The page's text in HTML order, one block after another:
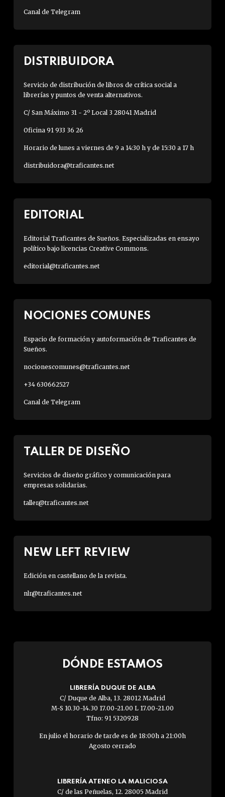
Canal de Telegram
DISTRIBUIDORA
Servicio de distribución de libros de crítica social a
librerías y puntos de venta alternativos.
C/ San Máximo 31 - 2º Local 3 28041 Madrid
Oficina 91 933 36 26
Horario de lunes a viernes de 9 a 14:30 h y de 15:30 a 17 h
distribuidora@traficantes.net
EDITORIAL
Editorial Traficantes de Sueños. Especializadas en ensayo
político bajo licencias Creative Commons.
editorial@traficantes.net
NOCIONES COMUNES
Espacio de formación y autoformación de Traficantes de
Sueños.
nocionescomunes@traficantes.net
+34 630662527
Canal de Telegram
TALLER DE DISEÑO
Servicios de diseño gráfico y comunicación para
empresas solidarias.
taller@traficantes.net
NEW LEFT REVIEW
Edición en castellano de la revista.
nlr@traficantes.net
DÓNDE ESTAMOS
LIBRERÍA DUQUE DE ALBA
C/ Duque de Alba, 13. 28012 Madrid
M-S 10.30-14.30 17.00-21.00 L 17.00-21.00
Tfno: 91 5320928
En julio el horario de tarde es de 18:00h a 21:00h
Agosto cerrado
LIBRERÍA ATENEO LA MALICIOSA
C/ de las Peñuelas, 12. 28005 Madrid